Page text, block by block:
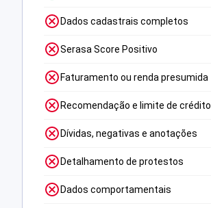
Dados cadastrais completos
Serasa Score Positivo
Faturamento ou renda presumida
Recomendação e limite de crédito
Dívidas, negativas e anotações
Detalhamento de protestos
Dados comportamentais